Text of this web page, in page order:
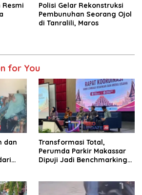
Resmi
Polisi Gelar Rekonstruksi
Pembunuhan Seorang Ojol
di Tanralili, Maros
for You
dan
Transformasi Total,
Perumda Parkir Makassar
Dipuji Jadi Benchmarking